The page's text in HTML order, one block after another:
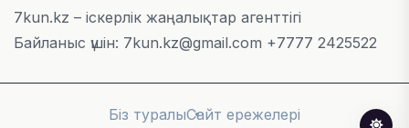
БЖЗҚ-дағы зейнетақы жинақтары 28,09 трлн
7kun.kz – іскерлік жаңалықтар агенттігі
Байланыс үшін: 7kun.kz@gmail.com +7777 2425522
Біз туралыСайт ережелері